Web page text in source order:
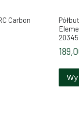
na stronie produktu
Carbon
produkt ma wiele